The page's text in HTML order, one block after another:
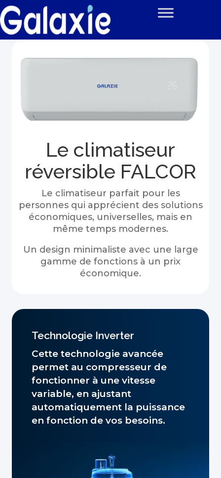
Le climatiseur
réversible FALCOR
Le climatiseur parfait pour les
personnes qui apprécient des solutions
économiques, universelles, mais en
même temps modernes.
Un design minimaliste avec une large
gamme de fonctions à un prix
économique.
Technologie Inverter
Cette technologie avancée
permet au compresseur de
fonctionner à une vitesse
variable, en ajustant
automatiquement la puissance
en fonction de vos besoins.